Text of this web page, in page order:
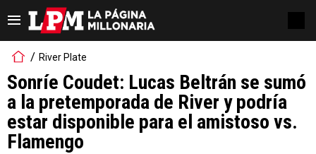
River Plate
Sonríe Coudet: Lucas Beltrán se sumó
a la pretemporada de River y podría
estar disponible para el amistoso vs.
Flamengo